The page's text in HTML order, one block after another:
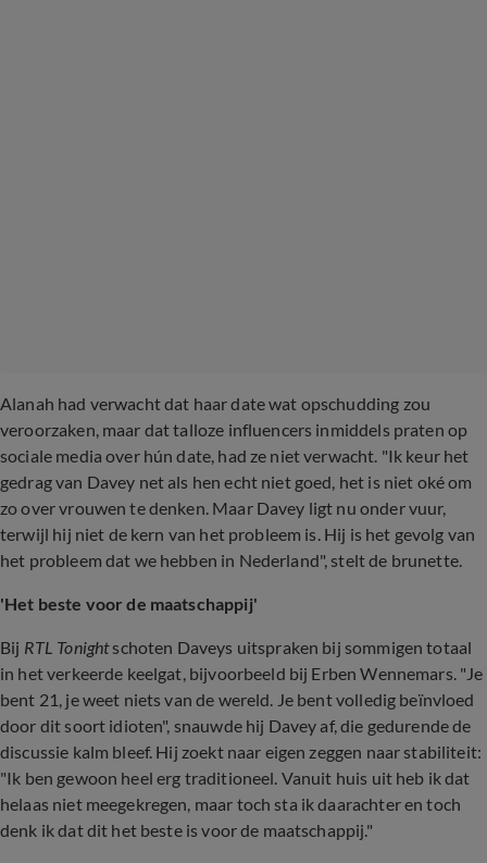
Alanah had verwacht dat haar date wat opschudding zou
veroorzaken, maar dat talloze influencers inmiddels praten op
sociale media over hún date, had ze niet verwacht. "Ik keur het
gedrag van Davey net als hen echt niet goed, het is niet oké om
zo over vrouwen te denken. Maar Davey ligt nu onder vuur,
terwijl hij niet de kern van het probleem is. Hij is het gevolg van
het probleem dat we hebben in Nederland", stelt de brunette.
'Het beste voor de maatschappij'
Bij RTL Tonightschoten Daveys uitspraken bij sommigen totaal
in het verkeerde keelgat, bijvoorbeeld bij Erben Wennemars. "Je
bent 21, je weet niets van de wereld. Je bent volledig beïnvloed
door dit soort idioten", snauwde hij Davey af, die gedurende de
discussie kalm bleef. Hij zoekt naar eigen zeggen naar stabiliteit:
"Ik ben gewoon heel erg traditioneel. Vanuit huis uit heb ik dat
helaas niet meegekregen, maar toch sta ik daarachter en toch
denk ik dat dit het beste is voor de maatschappij."